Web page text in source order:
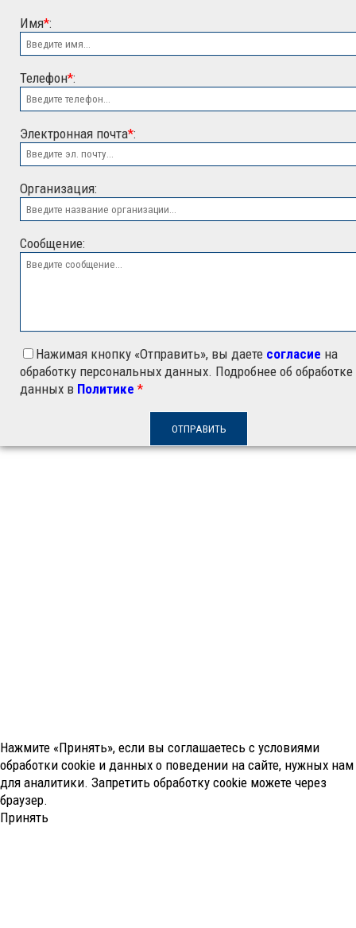
ООО "ЭСК"
Имя*:
Телефон*:
Электронная почта*:
Организация:
Сообщение:
Нажимая кнопку «Отправить», вы даете согласие на
обработку персональных данных. Подробнее об обработке
данных в Политике *
Нажмите «Принять», если вы соглашаетесь с условиями
обработки cookie и данных о поведении на сайте, нужных нам
для аналитики. Запретить обработку cookie можете через
браузер.
Принять